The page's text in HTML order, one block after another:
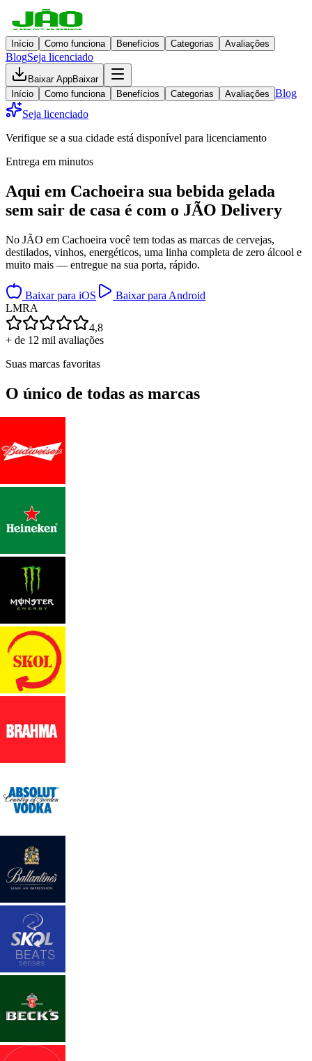
Início Como funciona Benefícios Categorias Avaliações
BlogSeja licenciado
Baixar AppBaixar
Início
Como funciona Benefícios Categorias Avaliações Blog
Seja licenciado
Verifique se a sua cidade está disponível para licenciamento
Entrega em minutos
Aqui em Cachoeira sua bebida gelada
sem sair de casa é com o JÃO Delivery
No JÃO em Cachoeira você tem todas as marcas de cervejas,
destilados, vinhos, energéticos, uma linha completa de zero álcool e
muito mais — entregue na sua porta, rápido.
Baixar para iOS
Baixar para Android
LMRA
4,8
+ de 12 mil avaliações
Suas marcas favoritas
O único de todas as marcas